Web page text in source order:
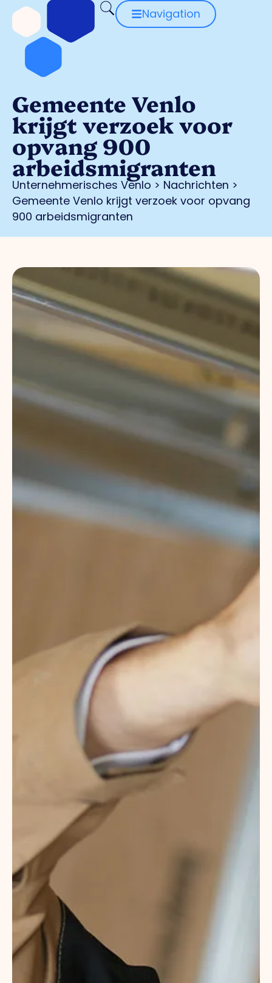
Navigation
Gemeente Venlo
krijgt verzoek voor
opvang 900
arbeidsmigranten
Unternehmerisches Venlo > Nachrichten >
Gemeente Venlo krijgt verzoek voor opvang
900 arbeidsmigranten